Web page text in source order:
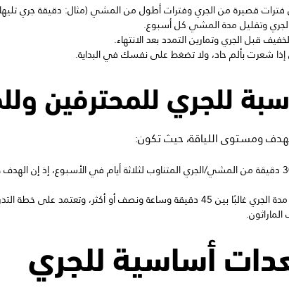
فترات قصيرة من الجري وفترات أطول من المشي (مثال: دقيقة جري
وتقليل مدة المشي كل أسبوع.
قبل الجري وتمارين التمدد بعد الانتهاء.
شعرت بألم حاد، ولا تضغط على نفسك في البداية.
للجري للمحترفين
ومستوى اللياقة، حيث تكون:
يُنصح بالبدء بـ 20 إلى 30 دقيقة من المشي/الجري المتناوب لثلاثة أيام في الأسبوع، إذ
تتراوح مدة الجري غالبًا بين 45 دقيقة وساعة ونصف أو أكثر، وتعتمد على
أساسية للجري